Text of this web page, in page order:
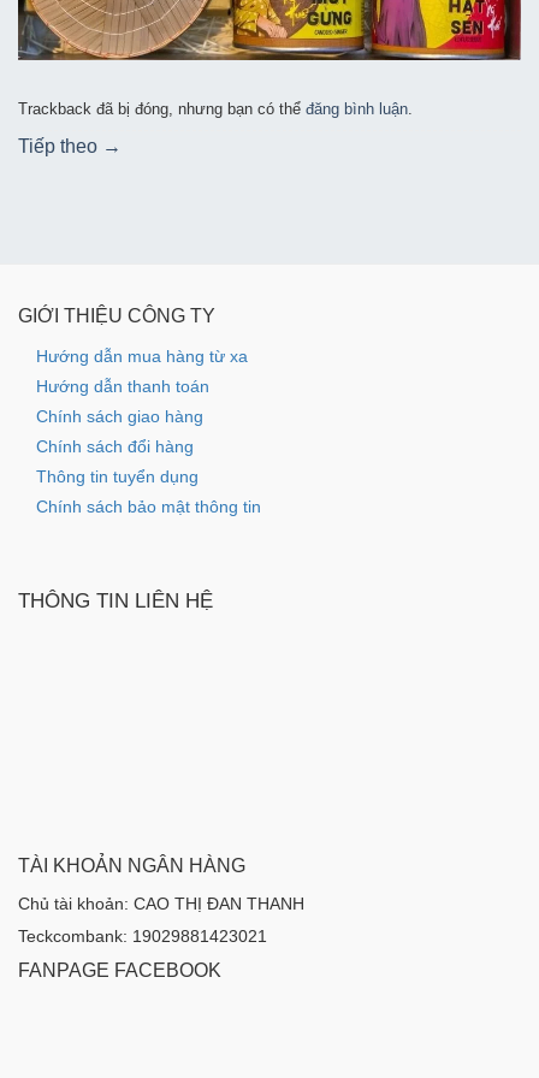
Trackback đã bị đóng, nhưng bạn có thể đăng bình luận
Tiếp theo →
GIỚI THIỆU CÔNG TY
Hướng dẫn mua hàng từ xa
Hướng dẫn thanh toán
Chính sách giao hàng
Chính sách đổi hàng
Thông tin tuyển dụng
Chính sách bảo mật thông tin
THÔNG TIN LIÊN HỆ
TÀI KHOẢN NGÂN HÀNG
Chủ tài khoản: CAO THỊ ĐAN THANH
Teckcombank: 19029881423021
FANPAGE FACEBOOK